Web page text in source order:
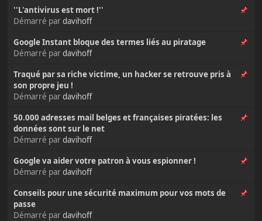
''L'antivirus est mort !''
Démarré pardavihoff
Google Instant bloque des termes liés au piratage
Démarré pardavihoff
Traqué par sa riche victime, un hacker se retrouve pris à
son propre jeu !
Démarré pardavihoff
50.000 adresses mail belges et françaises piratées: les
données sont sur le net
Démarré pardavihoff
Google va aider votre patron à vous espionner !
Démarré pardavihoff
Conseils pour une sécurité maximum pour vos mots de
passe
Démarré pardavihoff